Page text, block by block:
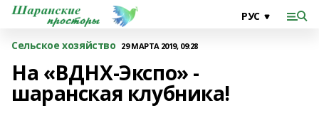
Сельское хозяйство 29 МАРТА 2019, 09:28
На «ВДНХ-Экспо» -
шаранская клубника!